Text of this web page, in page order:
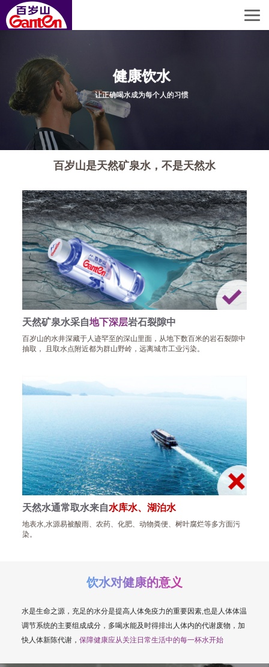
健康饮水
让正确喝水成为每个人的习惯
百岁山是天然矿泉水，不是天然水
天然矿泉水采自地下深层岩石裂隙中
百岁山的水井深藏于人迹罕至的深山里面，从地下数百米的岩石裂隙中
抽取， 且取水点附近都为群山野岭，远离城市工业污染。
天然水通常取水来自水库水、湖泊水
地表水,水源易被酸雨、农药、化肥、动物粪便、树叶腐烂等多方面污
染。
饮水对健康的意义
水是生命之源，充足的水分是提高人体免疫力的重要因素,也是人体体温
调节系统的主要组成成分，多喝水能及时得排出人体内的代谢废物，加
快人体新陈代谢， 保障健康应从关注日常生活中的每一杯水开始